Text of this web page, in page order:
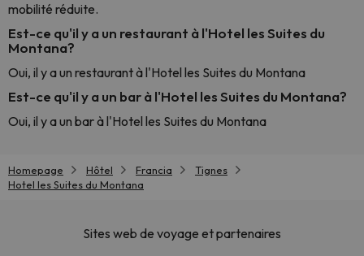
mobilité réduite.
Est-ce qu'il y a un restaurant à l'Hotel les Suites du
Montana?
Oui, il y a un restaurant à l'Hotel les Suites du Montana
Est-ce qu'il y a un bar à l'Hotel les Suites du Montana?
Oui, il y a un bar à l'Hotel les Suites du Montana
Homepage Hôtel Francia
Tignes
Hotel les Suites du Montana
Sites web de voyage et partenaires